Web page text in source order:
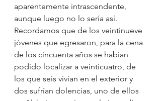
aparentemente intrascendente,
aunque luego no lo sería así.
Recordamos que de los veintinueve
jóvenes que egresaron, para la cena
de los cincuenta años se habían
podido localizar a veinticuatro, de
los que seis vivían en el exterior y
dos sufrían dolencias, uno de ellos